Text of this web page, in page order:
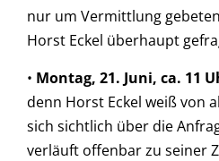
nur um Vermittlung
Horst Eckel überhaupt
• Montag, 21. Juni, ca. 11
denn Horst Eckel weiß von
sich sichtlich über die
verläuft offenbar zu seiner